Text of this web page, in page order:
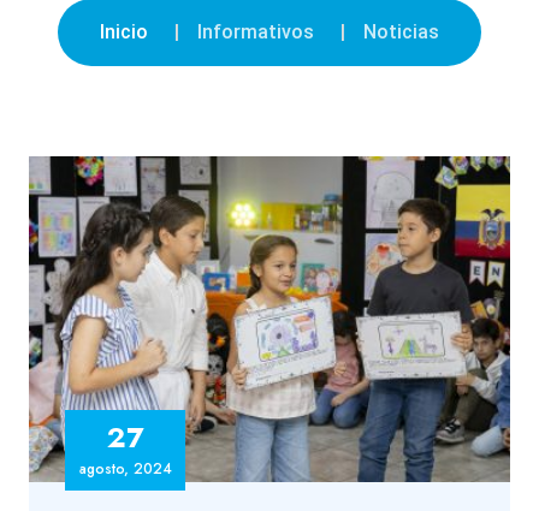
Inicio Informativos Noticias
27
agosto, 2024